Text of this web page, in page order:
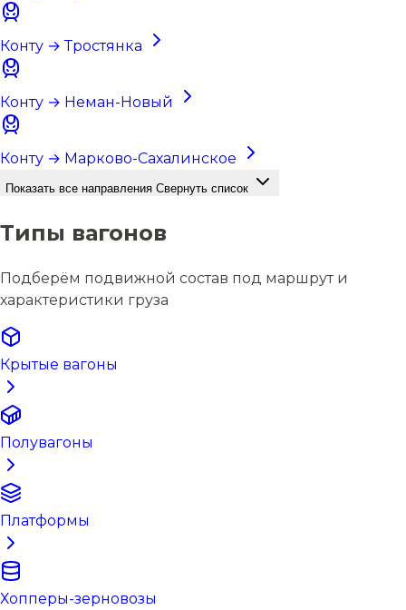
Конту → Тростянка
Конту → Неман-Новый
Конту → Марково-Сахалинское
Показать все направления Свернуть список
Типы вагонов
Подберём подвижной состав под маршрут и
характеристики груза
Крытые вагоны
Полувагоны
Платформы
Хопперы-зерновозы